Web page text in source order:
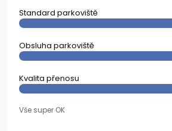
Standard parkoviště
Obsluha parkoviště
Kvalita přenosu
Vše super OK